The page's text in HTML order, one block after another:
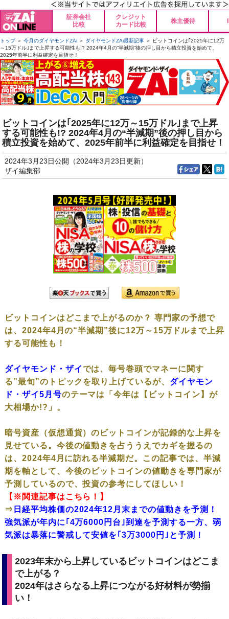
証券会社
比較
クレジット
カード比較
株主優待
トップ＞ 今月のダイヤモンドZAi ＞ ダイヤモンドZAi最新記事 ＞ ビットコインは｢2025年に12万
～15万ドル｣まで上昇する可能性も!? 2024年4月の“半減期”後の押し目から積立投資を始めて、
2025年前半に利益確定を目指せ！
ビットコインは｢2025年に12万～15万ドル｣まで上昇
する可能性も!? 2024年4月の“半減期”後の押し目から
積立投資を始めて、2025年前半に利益確定を目指せ！
2024年3月23日公開（2024年3月23日更新）
ザイ編集部
ビットコインはどこまで上がるのか？ 専門家の予想で
は、2024年4月の“半減期”後に12万～15万ドルまで上昇
する可能性も！
ダイヤモンド・ザイでは、毎号巻頭でマネーに関す
る”最旬”のトピックを取り上げているが、 ダイヤモン
ド・ザイ5月号のテーマは「今年は【ビットコイン】が
大相場か!?」。
暗号資産（仮想通貨）のビットコインが記録的な上昇を
見せている。今後の値動きを占ううえでカギを握るの
は、2024年4月に訪れる半減期だ。この記事では、半減
期を軸として、今後のビットコインの値動きを専門家が
予測しているので、投資の参考にしてほしい！
【※関連記事はこちら！】
⇒ 日経平均株価の2024年12月末までの値動きを予測！
強気派が年内に｢4万6000円台｣到達を予測する一方、弱
気派は暴落に警戒して安値を｢3万3000円｣と予測！
2023年末から上昇しているビットコインはどこま
で上がる？
2024年はさらなる上昇につながる好材料が勢揃
い！